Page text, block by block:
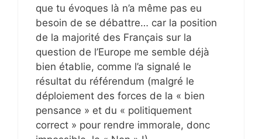
que tu évoques là n’a même pas eu
besoin de se débattre… car la position
de la majorité des Français sur la
question de l’Europe me semble déjà
bien établie, comme l’a signalé le
résultat du référendum (malgré le
déploiement des forces de la « bien
pensance » et du « politiquement
correct » pour rendre immorale, donc